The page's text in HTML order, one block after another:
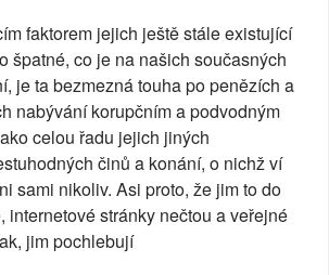
faktorem jejich ještě stále existující
špatné, co je na našich současných
je ta bezmezná touha po penězích a
nabývání korupčním a podvodným
celou řadu jejich jiných
činů a konání, o nichž ví
sami nikoliv. Asi proto, že jim to do
internetové stránky nečtou a veřejné
jim pochlebují